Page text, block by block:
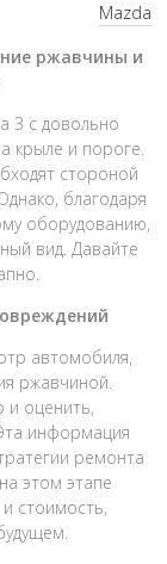
Mazda
ржавчины и
3 с довольно
крыле и пороге.
стороной
благодаря
оборудованию,
вид. Давайте
автомобиля,
ржавчиной.
и оценить,
информация
ремонта
этом этапе
стоимость,